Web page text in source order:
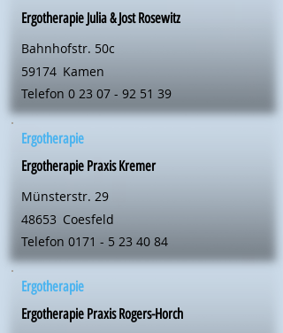
Ergotherapie Julia & Jost Rosewitz
Bahnhofstr. 50c
59174 Kamen
Telefon 0 23 07 - 92 51 39
Ergotherapie
Ergotherapie Praxis Kremer
Münsterstr. 29
48653 Coesfeld
Telefon 0171 - 5 23 40 84
Ergotherapie
Ergotherapie Praxis Rogers-Horch